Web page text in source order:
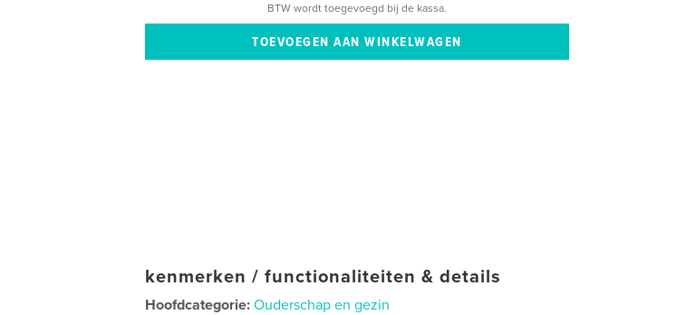
BTW wordt toegevoegd bij de kassa.
kenmerken / functionaliteiten & details
Hoofdcategorie: Ouderschap en gezin